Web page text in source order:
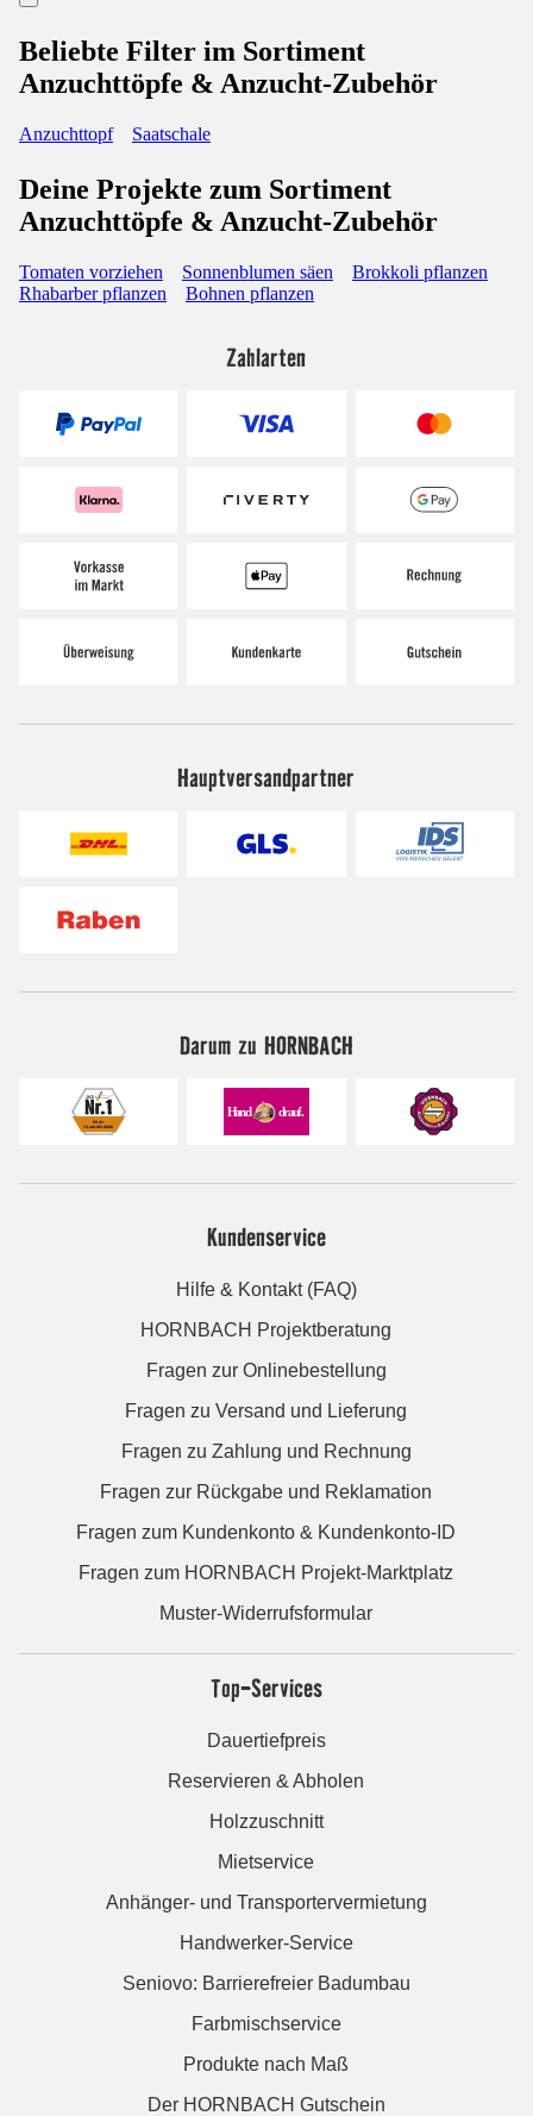
Beliebte Filter im Sortiment
Anzuchttöpfe & Anzucht-Zubehör
Anzuchttopf Saatschale
Deine Projekte zum Sortiment
Anzuchttöpfe & Anzucht-Zubehör
Tomaten vorziehen Sonnenblumen säen
Brokkoli pflanzen
Rhabarber pflanzen
Bohnen pflanzen
Zahlarten
Hauptversandpartner
Darum zu HORNBACH
Kundenservice
Hilfe & Kontakt (FAQ)
HORNBACH Projektberatung
Fragen zur Onlinebestellung
Fragen zu Versand und Lieferung
Fragen zu Zahlung und Rechnung
Fragen zur Rückgabe und Reklamation
Fragen zum Kundenkonto & Kundenkonto-ID
Fragen zum HORNBACH Projekt-Marktplatz
Muster-Widerrufsformular
Top-Services
Dauertiefpreis
Reservieren & Abholen
Holzzuschnitt
Mietservice
Anhänger- und Transportervermietung
Handwerker-Service
Seniovo: Barrierefreier Badumbau
Farbmischservice
Produkte nach Maß
Der HORNBACH Gutschein